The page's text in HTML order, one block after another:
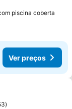
piscina coberta
Ver preços
favoritos